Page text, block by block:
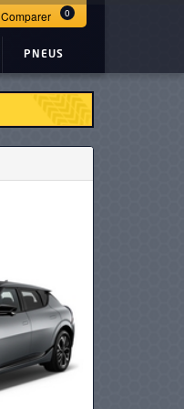
Comparer 0
PNEUS